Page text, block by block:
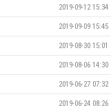
2019-09-12 15:34
2019-09-09 15:45
2019-08-30 15:01
2019-08-06 14:30
2019-06-27 07:32
2019-06-24 08:26